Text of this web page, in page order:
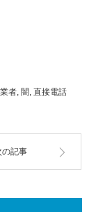
者, 闇, 直接電話
の記事